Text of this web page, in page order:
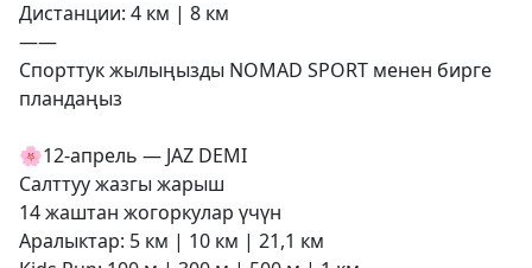
Дистанции: 4 км | 8 км
——
Спорттук жылыңызды NOMAD SPORT менен бирге
пландаңыз
🌸12-апрель — JAZ DEMI
Салттуу жазгы жарыш
14 жаштан жогоркулар үчүн
Аралыктар: 5 км | 10 км | 21,1 км